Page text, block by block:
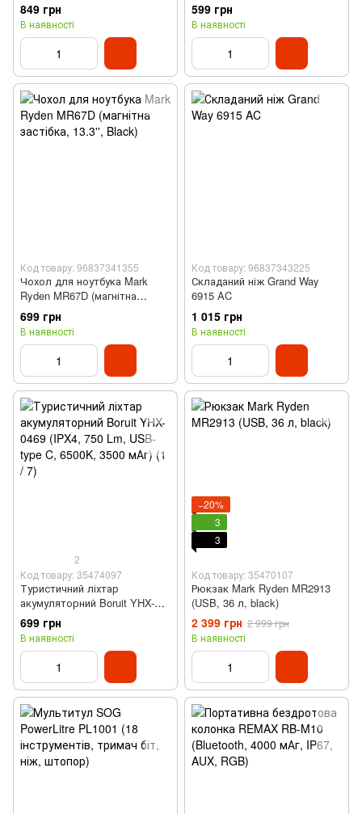
мультитул брелок,
нержавіюча сталь, викрутка,
плоскогубці, ножиці, ніж)
849 грн
В наявності
застібка, 15.4'', Black)
599 грн
В наявності
Код товару: 96837341355
Чохол для ноутбука Mark
Ryden MR67D (магнітна
застібка, 13.3'', Black)
699 грн
В наявності
Код товару: 96837343225
Складаний ніж Grand Way
6915 AC
1 015 грн
В наявності
2
Код товару: 35474097
Туристичний ліхтар
акумуляторний Boruit YHX-
0469 (IPX4, 750 Lm, USB-type
C, 6500K, 3500 мАг)
699 грн
В наявності
−20%
3
3
Код товару: 35470107
Рюкзак Mark Ryden MR2913
(USB, 36 л, black)
2 399 грн 2 999 грн
В наявності